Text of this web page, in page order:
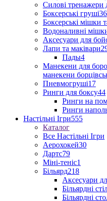
Силові тренажери
Боксерські груші36
Боксерські мішки
Водоналивні
Аксесуари для
Лапи та маківари
Пады4
Манекени для
манекени
Пневмогруші17
Ринги для боксу44
Ринги на
Ринги
Настільні Ігри555
Каталог
Все Настільні Ігри
Аерохокей30
Дартс79
Міні-теніс1
Більярд218
Аксесуари
Більярдні
Більярдні